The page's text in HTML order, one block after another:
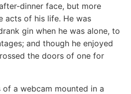
dinner face, but more
acts of his life. He was
gin when he was alone, to
and though he enjoyed
the doors of one for
a webcam mounted in a